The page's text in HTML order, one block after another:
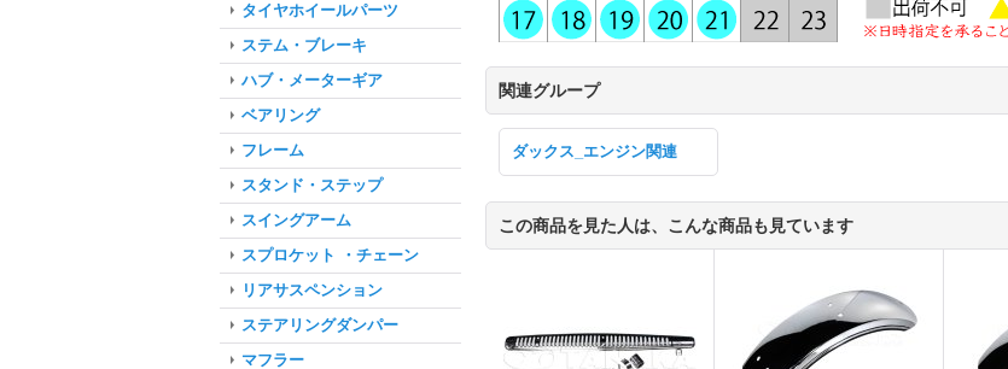
タイヤホイールパーツ
ステム・ブレーキ
ハブ・メーターギア
ベアリング
フレーム
スタンド・ステップ
スイングアーム
スプロケット ・チェーン
リアサスペンション
ステアリングダンパー
マフラー
関連グループ
ダックス_エンジン関連
この商品を見た人は、こんな商品も見ています